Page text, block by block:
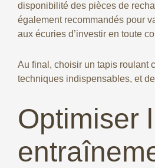
disponibilité des pièces de
également recommandés pour
aux écuries d’investir en toute
Au final, choisir un tapis roulant
techniques indispensables, et
Optimiser